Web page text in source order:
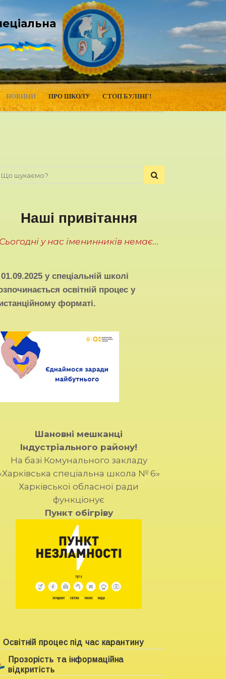
НОВИНИ ПРО ШКОЛУ СТОП БУЛІНГ!
Наші привітання
Сьогодні у нас іменинників немає...
01.09.2025 у спеціальній школі
освітній процес у
форматі.
Шановні мешканці
Індустріального району!
На базі Комунального закладу
спеціальна школа № 6»
Харківської обласної ради
функціонує
Пункт обігріву
Освітній процес під час карантину
Прозорість та інформаційна
відкритість